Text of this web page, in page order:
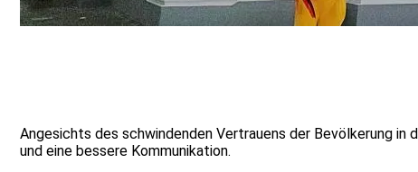
Angesichts des schwindenden Vertrauens der Bevölkerung
und eine bessere Kommunikation.